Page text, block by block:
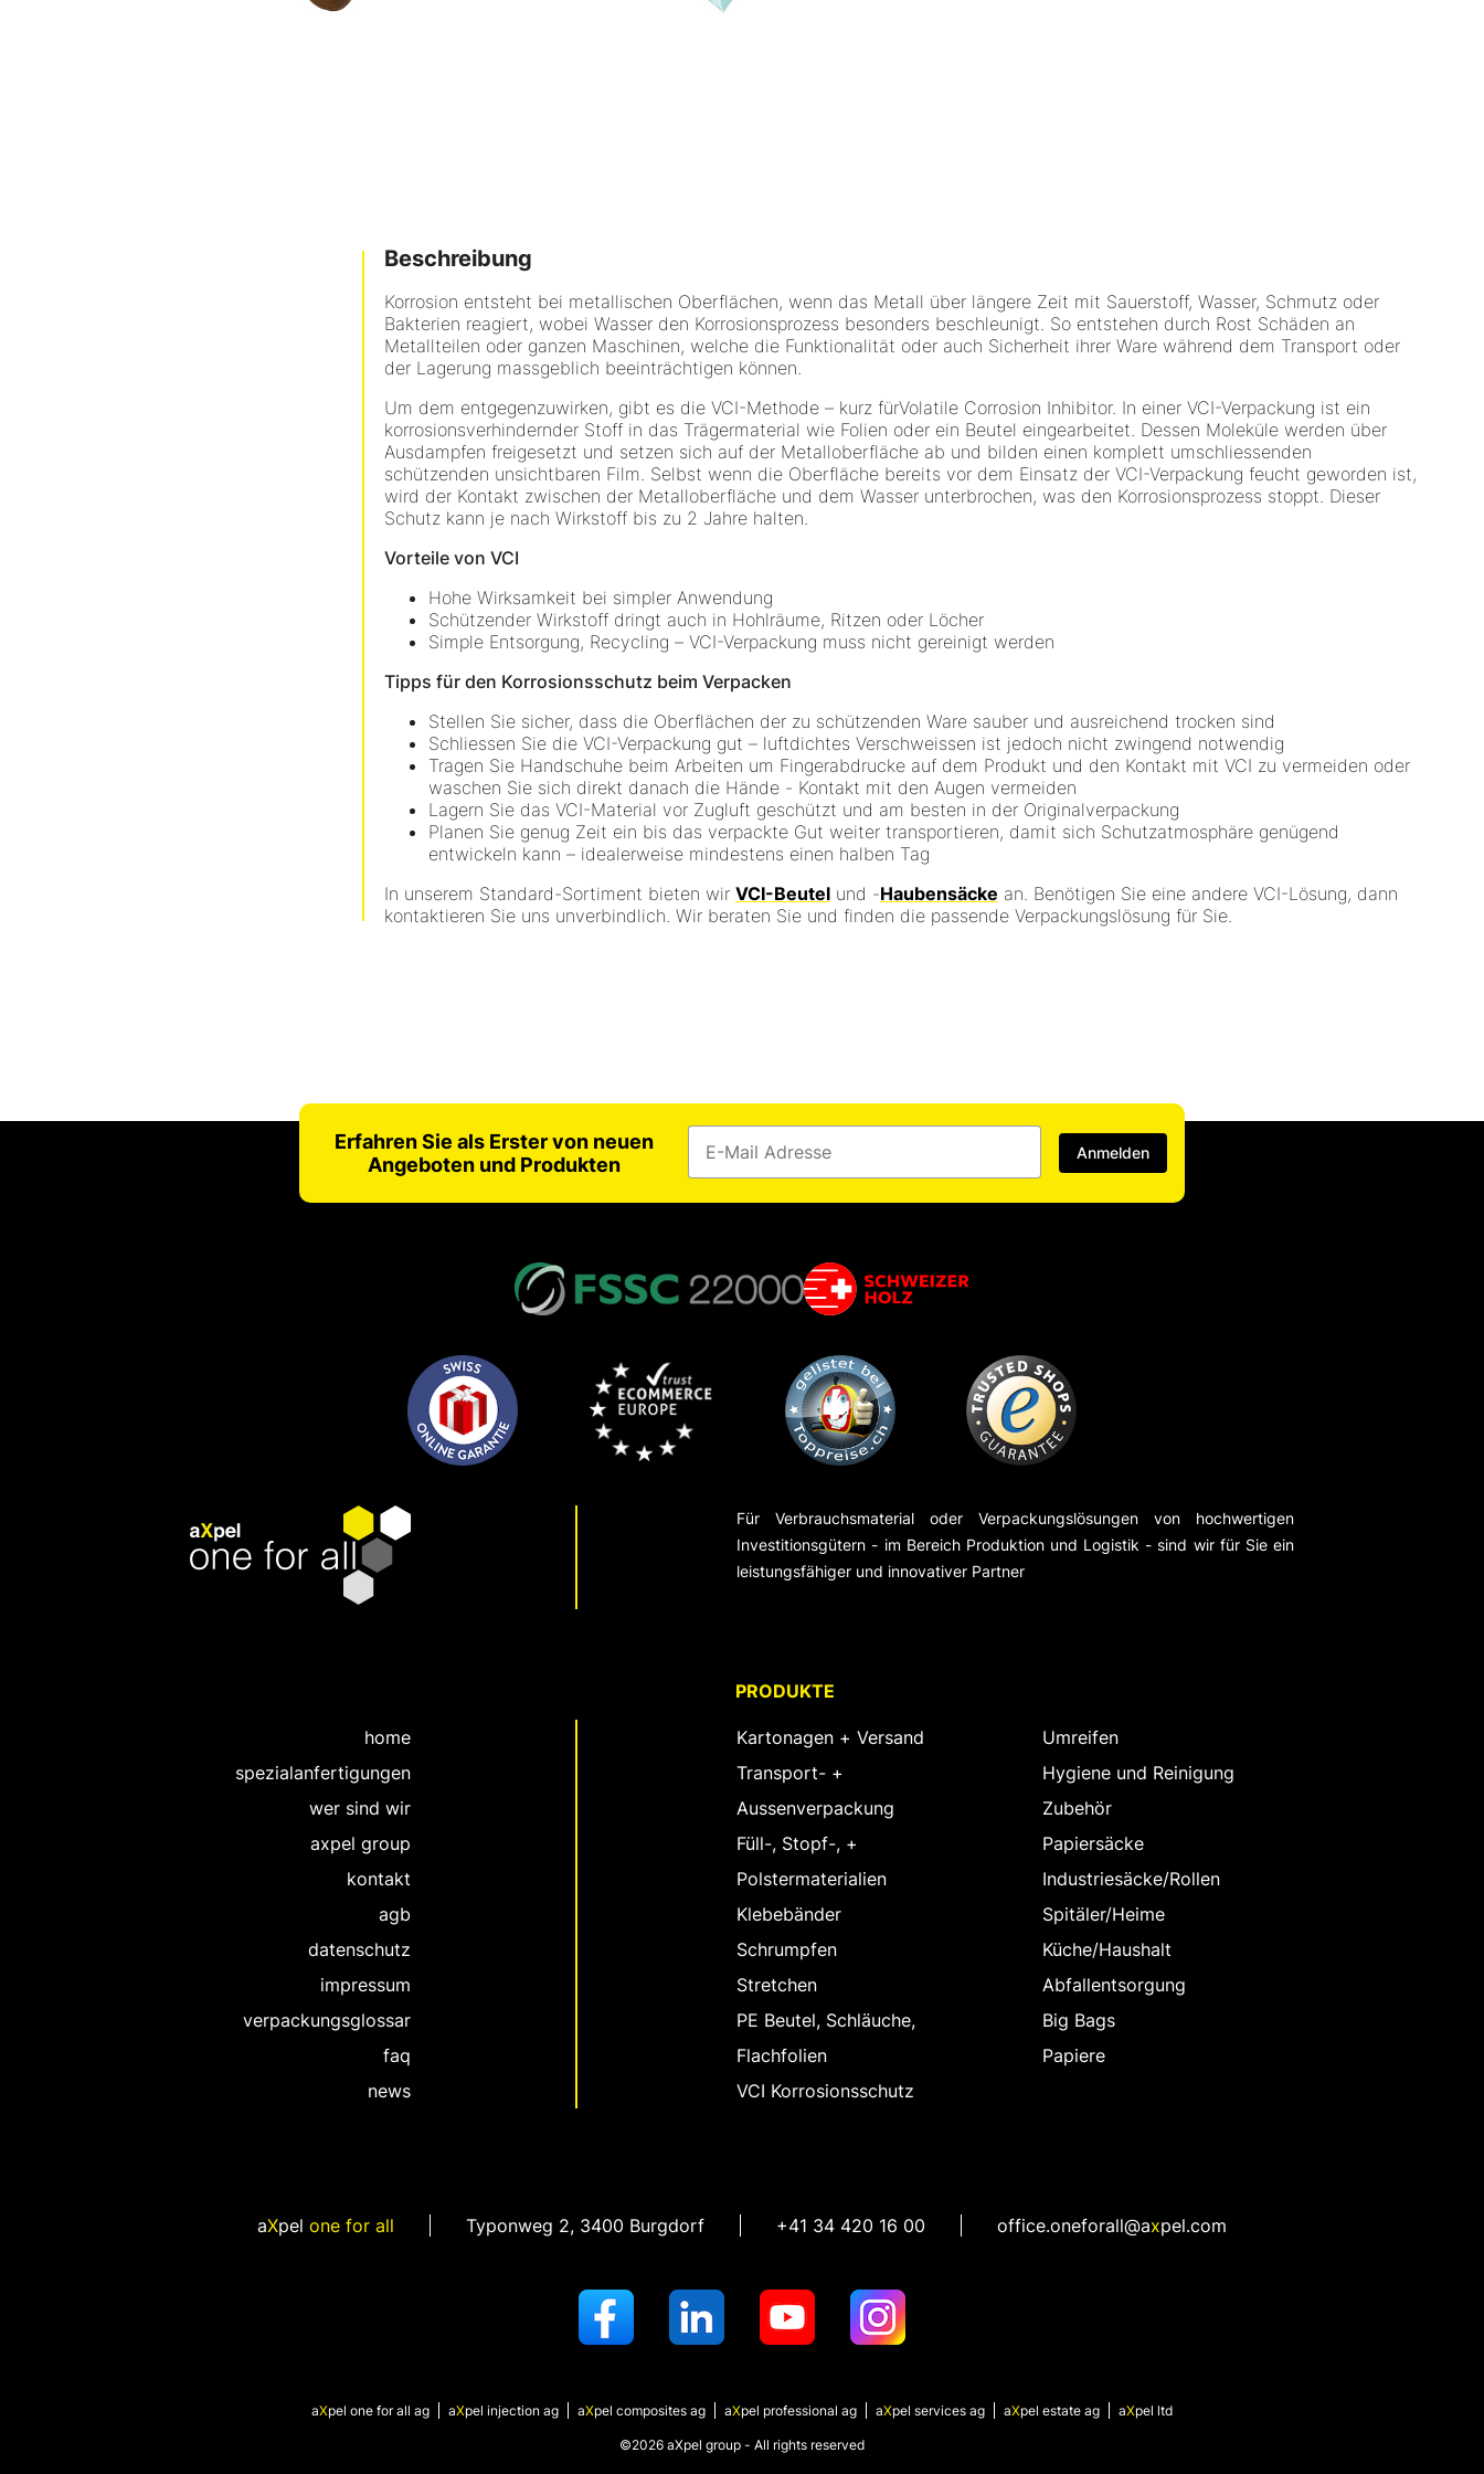
Beschreibung
Korrosion entsteht bei metallischen Oberflächen, wenn das Metall über längere Zeit mit Sauerstoff, Wasser, Schmutz oder
Bakterien reagiert, wobei Wasser den Korrosionsprozess besonders beschleunigt. So entstehen durch Rost Schäden an
Metallteilen oder ganzen Maschinen, welche die Funktionalität oder auch Sicherheit ihrer Ware während dem Transport oder
der Lagerung massgeblich beeinträchtigen können.
Um dem entgegenzuwirken, gibt es die VCI-Methode – kurz fürVolatile Corrosion Inhibitor. In einer VCI-Verpackung ist ein
korrosionsverhindernder Stoff in das Trägermaterial wie Folien oder ein Beutel eingearbeitet. Dessen Moleküle werden über
Ausdampfen freigesetzt und setzen sich auf der Metalloberfläche ab und bilden einen komplett umschliessenden
schützenden unsichtbaren Film. Selbst wenn die Oberfläche bereits vor dem Einsatz der VCI-Verpackung feucht geworden ist,
wird der Kontakt zwischen der Metalloberfläche und dem Wasser unterbrochen, was den Korrosionsprozess stoppt. Dieser
Schutz kann je nach Wirkstoff bis zu 2 Jahre halten.
Vorteile von VCI
Hohe Wirksamkeit bei simpler Anwendung
Schützender Wirkstoff dringt auch in Hohlräume, Ritzen oder Löcher
Simple Entsorgung, Recycling – VCI-Verpackung muss nicht gereinigt werden
Tipps für den Korrosionsschutz beim Verpacken
Stellen Sie sicher, dass die Oberflächen der zu schützenden Ware sauber und ausreichend trocken sind
Schliessen Sie die VCI-Verpackung gut – luftdichtes Verschweissen ist jedoch nicht zwingend notwendig
Tragen Sie Handschuhe beim Arbeiten um Fingerabdrucke auf dem Produkt und den Kontakt mit VCI zu vermeiden oder
waschen Sie sich direkt danach die Hände - Kontakt mit den Augen vermeiden
Lagern Sie das VCI-Material vor Zugluft geschützt und am besten in der Originalverpackung
Planen Sie genug Zeit ein bis das verpackte Gut weiter transportieren, damit sich Schutzatmosphäre genügend
entwickeln kann – idealerweise mindestens einen halben Tag
In unserem Standard-Sortiment bieten wir VCI-Beutel und -Haubensäcke an. Benötigen Sie eine andere VCI-Lösung, dann
kontaktieren Sie uns unverbindlich. Wir beraten Sie und finden die passende Verpackungslösung für Sie.
Erfahren Sie als Erster von neuen
Angeboten und Produkten
Anmelden
Für Verbrauchsmaterial oder Verpackungslösungen von hochwertigen
Investitionsgütern - im Bereich Produktion und Logistik - sind wir für Sie ein
leistungsfähiger und innovativer Partner
PRODUKTE
home
spezialanfertigungen
wer sind wir
axpel group
kontakt
agb
datenschutz
impressum
verpackungsglossar
faq
news
Kartonagen + Versand
Transport- +
Aussenverpackung
Füll-, Stopf-, +
Polstermaterialien
Klebebänder
Schrumpfen
Stretchen
PE Beutel, Schläuche,
Flachfolien
VCI Korrosionsschutz
Umreifen
Hygiene und Reinigung
Zubehör
Papiersäcke
Industriesäcke/Rollen
Spitäler/Heime
Küche/Haushalt
Abfallentsorgung
Big Bags
Papiere
aXpel one for all Typonweg 2, 3400 Burgdorf +41 34 420 16 00 office.oneforall@axpel.com
aXpel one for all ag aXpel injection ag aXpel composites ag aXpel professional ag aXpel services ag aXpel estate ag aXpel ltd
©2026 aXpel group - All rights reserved